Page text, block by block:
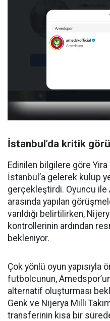
İstanbul’da kritik
Edinilen bilgilere göre
İstanbul’a gelerek kulüp
gerçekleştirdi. Oyuncu
arasında yapılan
varıldığı belirtilirken,
kontrollerinin ardından
bekleniyor.
Çok yönlü oyun yapısıyla
futbolcunun,
alternatif oluşturması
Genk ve Nijerya Milli
transferinin kısa bir